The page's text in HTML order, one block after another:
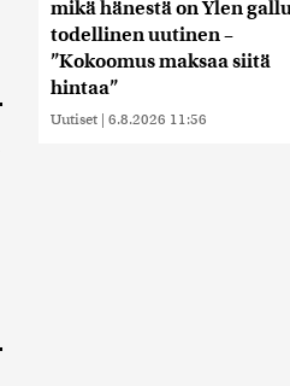
mikä hänestä on Ylen
todellinen uutinen –
”Kokoomus maksaa siitä
hintaa”
Uutiset | 6.8.2026 11:56